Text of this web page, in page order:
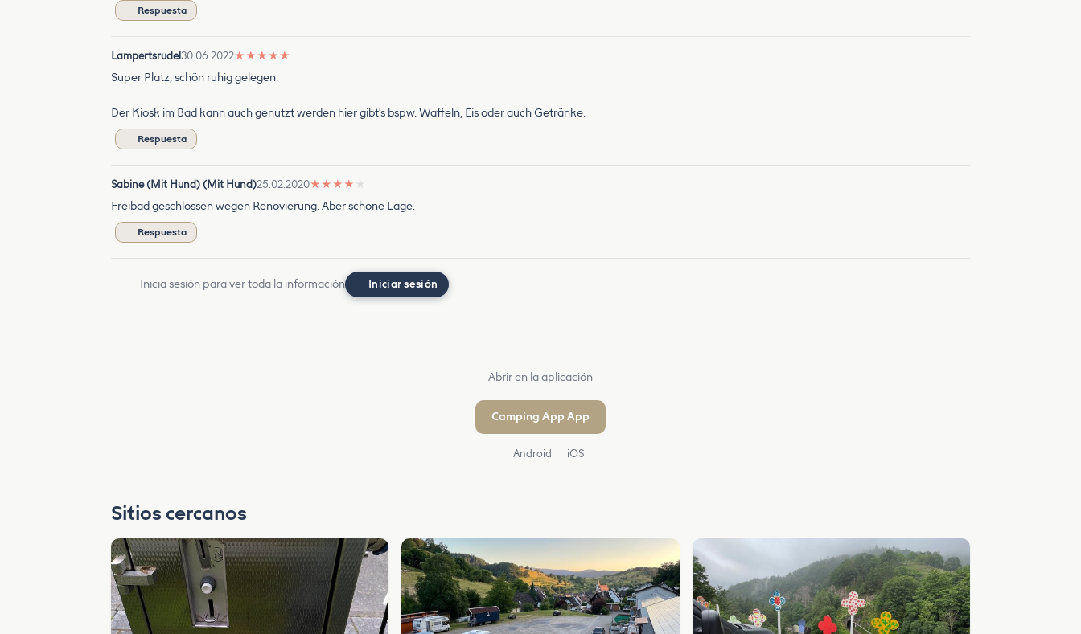
Respuesta
Lampertsrudel30.06.2022★ ★ ★ ★ ★
Super Platz, schön ruhig gelegen.
Der Kiosk im Bad kann auch genutzt werden hier gibt's bspw. Waffeln, Eis oder auch Getränke.
Respuesta
Sabine (Mit Hund) (Mit Hund)25.02.2020★ ★ ★ ★ ★
Freibad geschlossen wegen Renovierung. Aber schöne Lage.
Respuesta
Inicia sesión para ver toda la información Iniciar sesión
Abrir en la aplicación
Camping App App
Android iOS
Sitios cercanos